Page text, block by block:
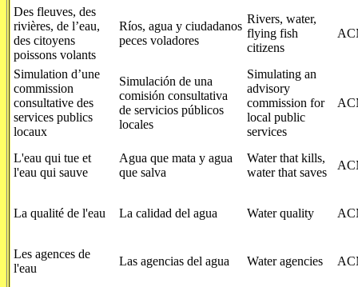
Des fleuves, des
rivières, de l’eau,
des citoyens
poissons volants
Ríos, agua y ciudadanos
peces voladores
Rivers, water,
flying fish
citizens
Simulation d’une
commission
consultative des
services publics
locaux
Simulación de una
comisión consultativa
de servicios públicos
locales
Simulating an
advisory
commission for
local public
services
L'eau qui tue et
l'eau qui sauve
Agua que mata y agua
que salva
Water that kills,
water that saves
La qualité de l'eau La calidad del agua Water quality
Les agences de
l'eau
Las agencias del agua Water agencies